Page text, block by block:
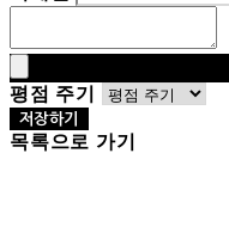
평점 주기
저장하기
목록으로 가기